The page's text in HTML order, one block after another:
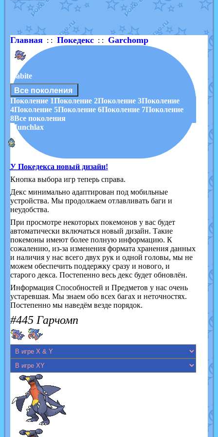
Shadow mismagiusотJOK_julia
в фанарте.
художникот vicavicaв фанарте.
Главная: : Покедекс: : Garchomp
Gabite
Все поколения
Поколение 1Поколение 2Поколение 3Поколение
4Поколение 5Поколение 6Поколение 7Поколение
8Все поколения
Munchlax
У Покедекса новый дизайн!
Кнопка выбора игр теперь справа.
Декс минимально адаптирован под мобильные
устройства. Мы продолжаем отлавливать баги и
неудобства.
При просмотре некоторых покемонов у вас будет
автоматически включаться новый дизайн. Такие
покемоны имеют более полную информацию. К
сожалению, из-за изменения формата хранения данных
и наличия у нас всего двух рук и одной головы, мы не
можем обеспечить поддержку сразу и нового, и
старого декса. Постепенно весь декс будет обновлён.
Информация Способностей и Предметов у нас очень
устаревшая. Мы знаем обо всех багах и неточностях.
Постепенно мы наведём везде порядок.
#445 Гарчомп